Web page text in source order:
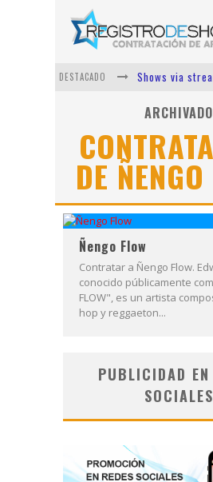
DESTACADO
Shows via
Lit Killah
Nicki Nicole
Duki
Vi Em
ARCHIVADO
DE
Ñengo Flow
Contratar a Ñengo Flow.
conocido públicamente
FLOW", es un artista
hop y reggaeton...
PUBLICIDAD EN
SOCIALES